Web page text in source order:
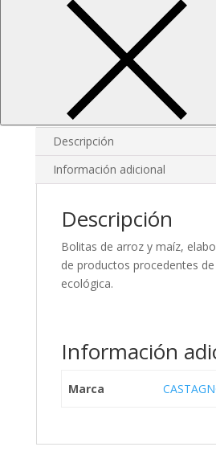
ARROZ
Añadir al carrito
1360 Categoría: Frutos secos
Descripción
Información adicional
Descripción
Bolitas de arroz y maíz,
de productos procedentes
ecológica.
Información
Marca